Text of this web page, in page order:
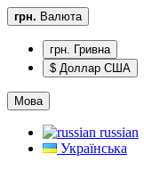
грн. Валюта
грн. Гривна
$ Доллар США
Мова
russian
Українська